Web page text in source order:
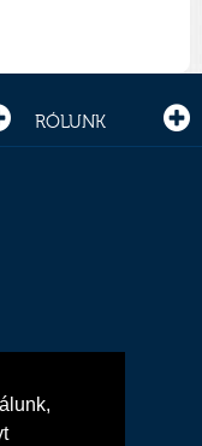
RÓLUNK